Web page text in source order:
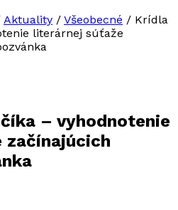
Aktuality / Všeobecné / Krídla
literárnej súťaže
– vyhodnotenie
začínajúcich